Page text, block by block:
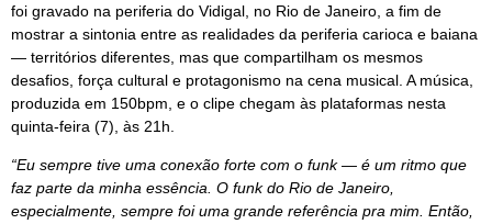
foi gravado na periferia do Vidigal, no Rio de Janeiro, a fim de
mostrar a sintonia entre as realidades da periferia carioca e baiana
— territórios diferentes, mas que compartilham os mesmos
desafios, força cultural e protagonismo na cena musical. A música,
produzida em 150bpm, e o clipe chegam às plataformas nesta
quinta-feira (7), às 21h.
“Eu sempre tive uma conexão forte com o funk — é um ritmo que
faz parte da minha essência. O funk do Rio de Janeiro,
especialmente, sempre foi uma grande referência pra mim. Então,